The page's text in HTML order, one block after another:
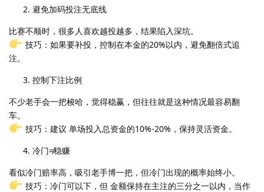
避免加码投注无底线
比赛不顺时，很多人喜欢越投越多，结果陷入深坑。
技巧：如果要补投，控制在本金的20%以内，避免翻倍式追
注。
控制下注比例
不少老手会一把梭哈，觉得稳赢，但往往就是这种情况最容易翻
车。
技巧：建议 单场投入总资金的10%-20%，保持灵活资金。
冷门≠稳赚
看似冷门赔率高，吸引老手博一把，但冷门出现的概率始终小。
技巧：冷门可以下，但 金额保持在主注的三分之一以内，当作